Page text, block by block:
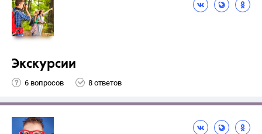
Экскурсии
6 вопросов 8 ответов